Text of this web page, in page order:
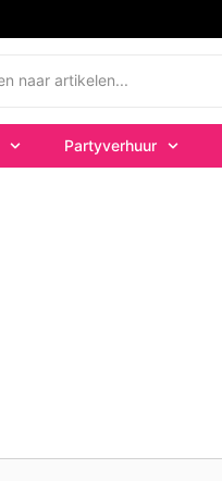
Partyverhuur